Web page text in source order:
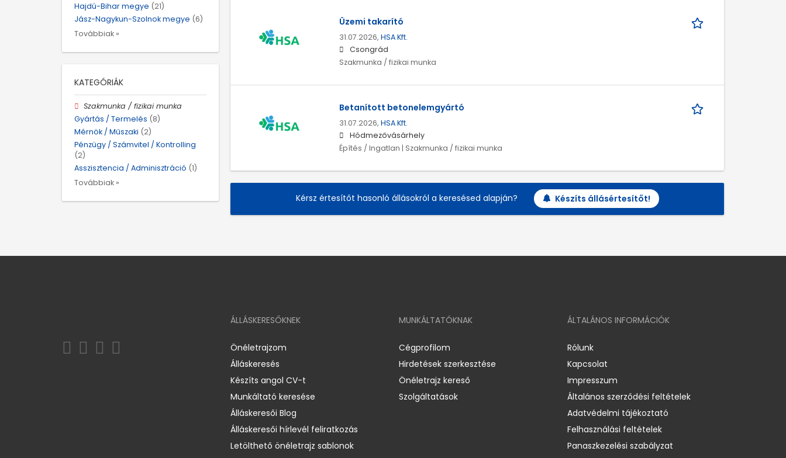
Üzemi takarító
31.07.2026, HSA Kft.
Csongrád
Szakmunka / fizikai munka
Betanított betonelemgyártó
31.07.2026, HSA Kft.
Hódmezővásárhely
Építés / Ingatlan | Szakmunka / fizikai munka
Kérsz értesítőt hasonló állásokról a keresésed alapján? Készíts állásértesítőt!
Hajdú-Bihar megye (21)
Jász-Nagykun-Szolnok megye (6)
Továbbiak »
KATEGÓRIÁK
Szakmunka / fizikai munka
Gyártás / Termelés (8)
Mérnök / Műszaki (2)
Pénzügy / Számvitel / Kontrolling
(2)
Asszisztencia / Adminisztráció (1)
Továbbiak »
ÁLLÁSKERESŐKNEK
Önéletrajzom
Álláskeresés
Készíts angol CV-t
Munkáltató keresése
Álláskeresői Blog
Álláskeresői hírlevél feliratkozás
Letölthető önéletrajz sablonok
MUNKÁLTATÓKNAK
Cégprofilom
Hirdetések szerkesztése
Önéletrajz kereső
Szolgáltatások
ÁLTALÁNOS INFORMÁCIÓK
Rólunk
Kapcsolat
Impresszum
Általános szerződési feltételek
Adatvédelmi tájékoztató
Felhasználási feltételek
Panaszkezelési szabályzat